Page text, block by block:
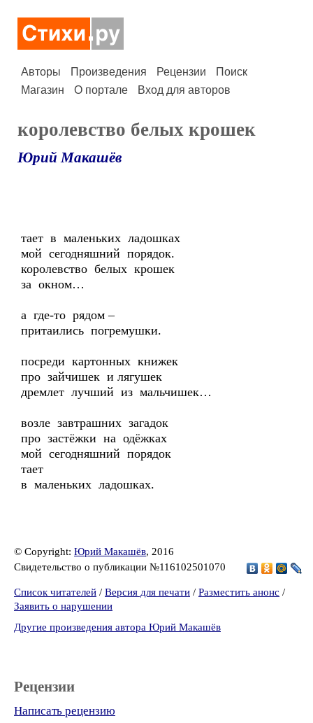
Авторы Произведения Рецензии
Поиск
Магазин
О портале Вход для авторов
королевство белых крошек
Юрий Макашёв
тает в маленьких ладошках
мой сегодняшний порядок.
королевство белых крошек
за окном…
а где-то рядом –
притаились погремушки.
посреди картонных книжек
про зайчишек и лягушек
дремлет лучший из мальчишек…
возле завтрашних загадок
про застёжки на одёжках
мой сегодняшний порядок
тает
в маленьких ладошках.
© Copyright: Юрий Макашёв, 2016
Свидетельство о публикации №116102501070
Список читателей / Версия для печати / Разместить анонс /
Заявить о нарушении
Другие произведения автора Юрий Макашёв
Рецензии
Написать рецензию